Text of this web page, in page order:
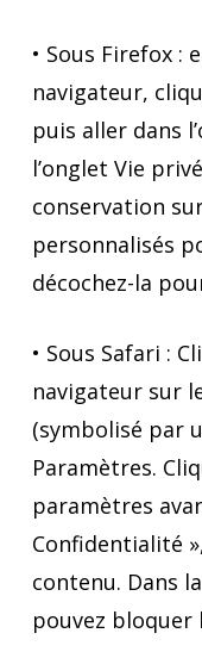
• Sous Firefox :
navigateur,
puis aller dans
l’onglet Vie
conservation
personnalisés
décochez-la
• Sous Safari :
navigateur sur
(symbolisé par
Paramètres.
paramètres
Confidentialité
contenu. Dans
pouvez bloquer